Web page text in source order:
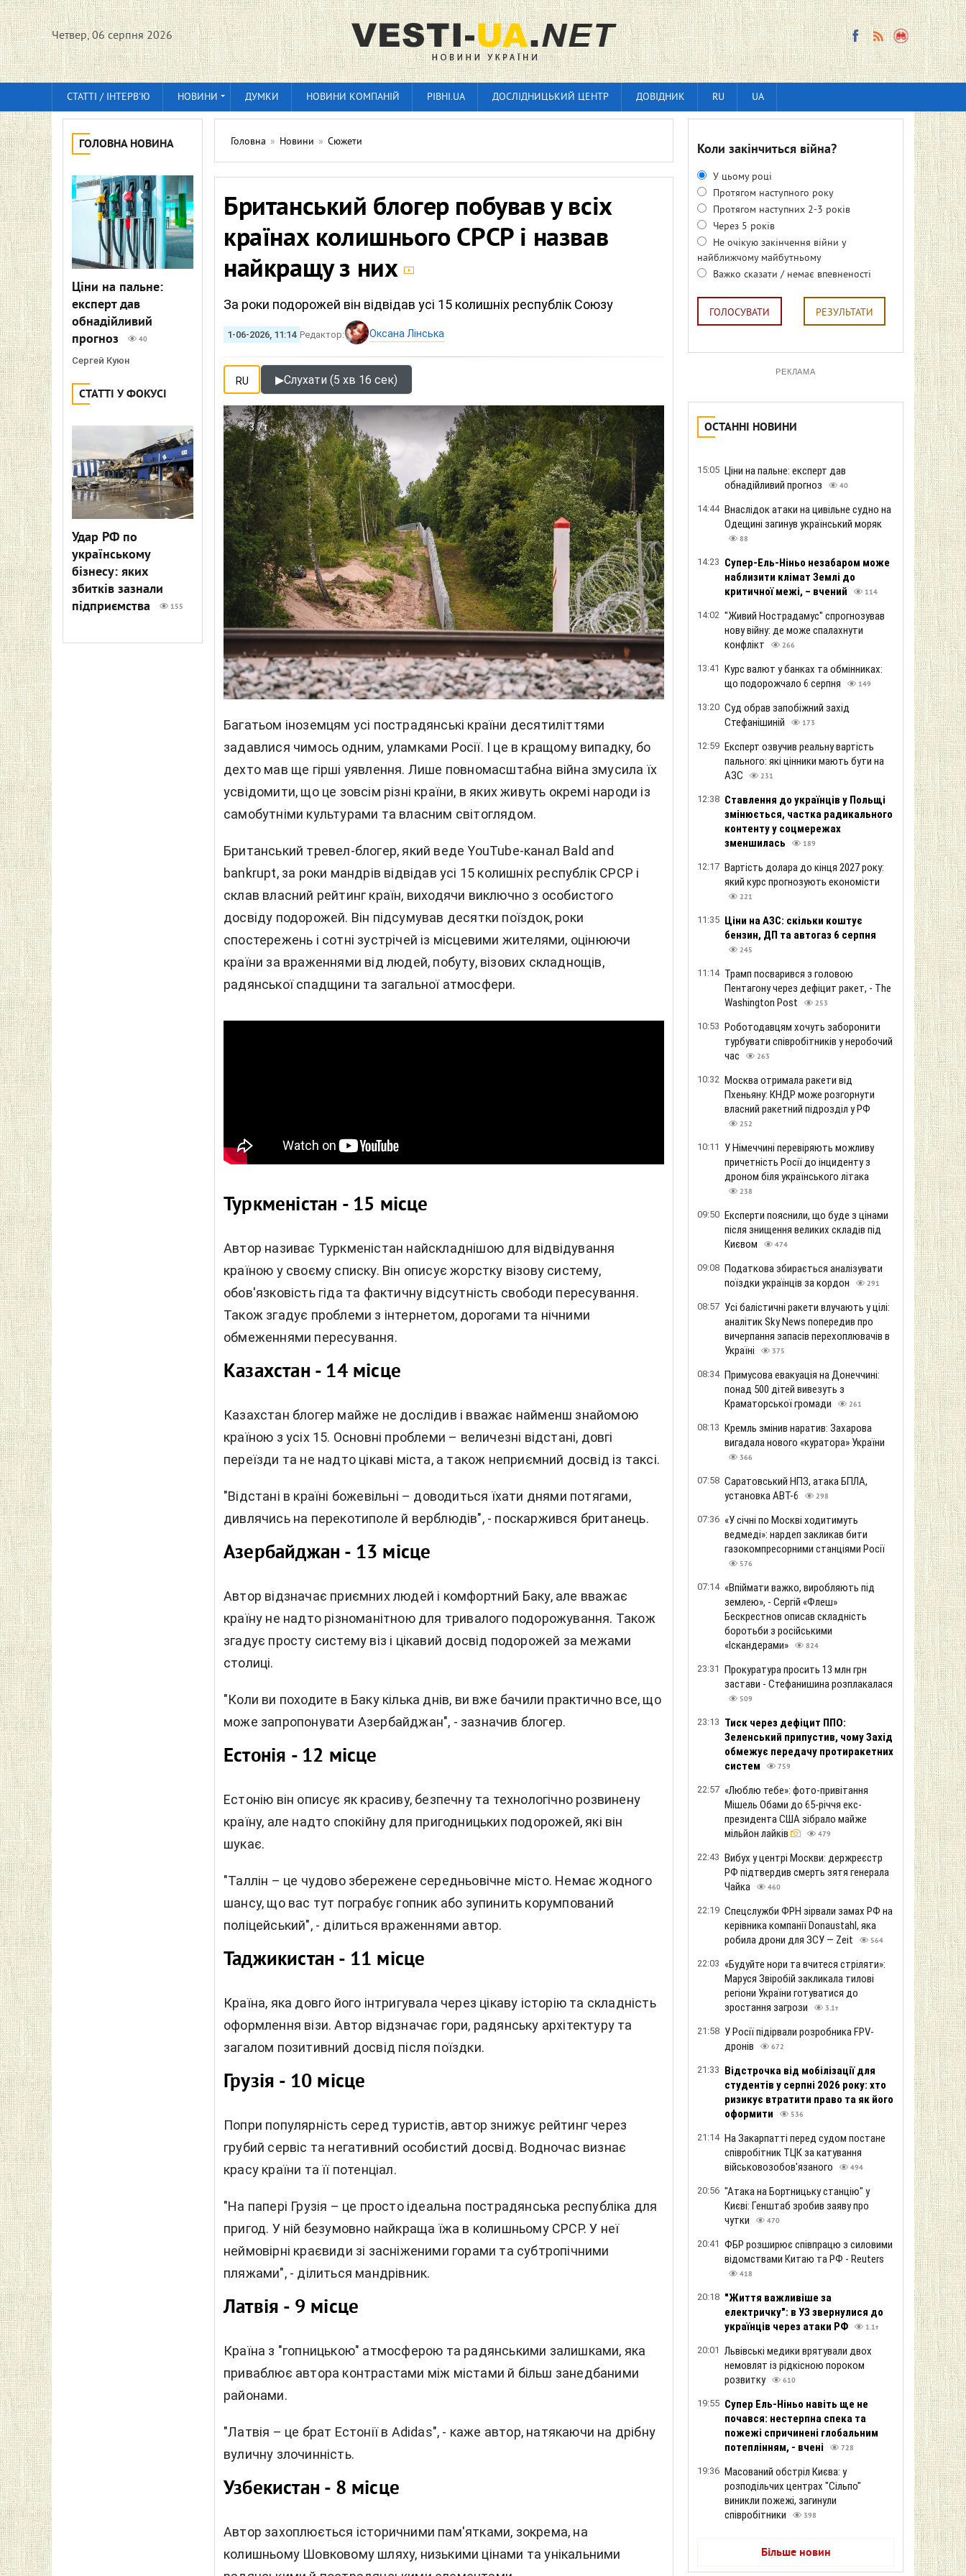
Четвер, 06 серпня 2026
СТАТТІ / ІНТЕРВ'Ю НОВИНИ ДУМКИ НОВИНИ КОМПАНІЙ РІВНІ.UA ДОСЛІДНИЦЬКИЙ ЦЕНТР ДОВІДНИК RU UA
ГОЛОВНА НОВИНА
Ціни на пальне:
експерт дав
обнадійливий
прогноз
40
Сергей Куюн
СТАТТІ У ФОКУСІ
Удар РФ по
українському
бізнесу: яких
збитків зазнали
підприємства
155
Головна » Новини » Сюжети
Британський блогер побував у всіх
країнах колишнього СРСР і назвав
найкращу з них
За роки подорожей він відвідав усі 15 колишніх республік Союзу
1-06-2026, 11:14 Редактор: Оксана Лінська
RU ▶Слухати (5 хв 16 сек)
3.7т
Багатьом іноземцям усі пострадянські країни десятиліттями
задавлися чимось одним, уламками Росії. І це в кращому випадку, бо
дехто мав ще гірші уявлення. Лише повномасштабна війна змусила їх
усвідомити, що це зовсім різні країни, в яких живуть окремі народи із
самобутніми культурами та власним світоглядом.
Британський тревел-блогер, який веде YouTube-канал Bald and
bankrupt, за роки мандрів відвідав усі 15 колишніх республік СРСР і
склав власний рейтинг країн, виходячи виключно з особистого
досвіду подорожей. Він підсумував десятки поїздок, роки
спостережень і сотні зустрічей із місцевими жителями, оцінюючи
країни за враженнями від людей, побуту, візових складнощів,
радянської спадщини та загальної атмосфери.
Туркменістан - 15 місце
Автор називає Туркменістан найскладнішою для відвідування
країною у своєму списку. Він описує жорстку візову систему,
обов'язковість гіда та фактичну відсутність свободи пересування.
Також згадує проблеми з інтернетом, дорогами та нічними
обмеженнями пересування.
Казахстан - 14 місце
Казахстан блогер майже не дослідив і вважає найменш знайомою
країною з усіх 15. Основні проблеми – величезні відстані, довгі
переїзди та не надто цікаві міста, а також неприємний досвід із таксі.
"Відстані в країні божевільні – доводиться їхати днями потягами,
дивлячись на перекотиполе й верблюдів", - поскаржився британець.
Азербайджан - 13 місце
Автор відзначає приємних людей і комфортний Баку, але вважає
країну не надто різноманітною для тривалого подорожування. Також
згадує просту систему віз і цікавий досвід подорожей за межами
столиці.
"Коли ви походите в Баку кілька днів, ви вже бачили практично все, що
може запропонувати Азербайджан", - зазначив блогер.
Естонія - 12 місце
Естонію він описує як красиву, безпечну та технологічно розвинену
країну, але надто спокійну для пригодницьких подорожей, які він
шукає.
"Таллін – це чудово збережене середньовічне місто. Немає жодного
шансу, що вас тут пограбує гопник або зупинить корумпований
поліцейський", - ділиться враженнями автор.
Таджикистан - 11 місце
Країна, яка довго його інтригувала через цікаву історію та складність
оформлення візи. Автор відзначає гори, радянську архітектуру та
загалом позитивний досвід після поїздки.
Грузія - 10 місце
Попри популярність серед туристів, автор знижує рейтинг через
грубий сервіс та негативний особистий досвід. Водночас визнає
красу країни та її потенціал.
"На папері Грузія – це просто ідеальна пострадянська республіка для
пригод. У ній безумовно найкраща їжа в колишньому СРСР. У неї
неймовірні краєвиди зі засніженими горами та субтропічними
пляжами", - ділиться мандрівник.
Латвія - 9 місце
Країна з "гопницькою" атмосферою та радянськими залишками, яка
приваблює автора контрастами між містами й більш занедбаними
районами.
"Латвія – це брат Естонії в Adidas", - каже автор, натякаючи на дрібну
вуличну злочинність.
Узбекистан - 8 місце
Автор захоплюється історичними пам'ятками, зокрема, на
колишньому Шовковому шляху, низькими цінами та унікальними
Коли закінчиться війна?
У цьому році
Протягом наступного року
Протягом наступних 2-3 років
Через 5 років
Не очікую закінчення війни у
найближчому майбутньому
Важко сказати / немає впевненості
ГОЛОСУВАТИ РЕЗУЛЬТАТИ
РЕКЛАМА
ОСТАННІ НОВИНИ
15:05 Ціни на пальне: експерт дав
обнадійливий прогноз
40
14:44 Внаслідок атаки на цивільне судно на
Одещині загинув український моряк
88
14:23 Супер-Ель-Ніньо незабаром може
наблизити клімат Землі до
критичної межі, – вчений
114
14:02 "Живий Нострадамус" спрогнозував
нову війну: де може спалахнути
конфлікт
266
13:41 Курс валют у банках та обмінниках:
що подорожчало 6 серпня
149
13:20 Суд обрав запобіжний захід
Стефанішиній
173
12:59 Експерт озвучив реальну вартість
пального: які цінники мають бути на
АЗС
231
12:38 Ставлення до українців у Польщі
змінюється, частка радикального
контенту у соцмережах
зменшилась
189
12:17 Вартість долара до кінця 2027 року:
який курс прогнозують економісти
221
11:35 Ціни на АЗС: скільки коштує
бензин, ДП та автогаз 6 серпня
245
11:14 Трамп посварився з головою
Пентагону через дефіцит ракет, - The
Washington Post
253
10:53 Роботодавцям хочуть заборонити
турбувати співробітників у неробочий
час
263
10:32 Москва отримала ракети від
Пхеньяну: КНДР може розгорнути
власний ракетний підрозділ у РФ
252
10:11
У Німеччині перевіряють можливу
причетність Росії до інциденту з
дроном біля українського літака
238
09:50 Експерти пояснили, що буде з цінами
після знищення великих складів під
Києвом
474
09:08 Податкова збирається аналізувати
поїздки українців за кордон
291
08:57 Усі балістичні ракети влучають у цілі:
аналітик Sky News попередив про
вичерпання запасів перехоплювачів в
Україні
375
08:34 Примусова евакуація на Донеччині:
понад 500 дітей вивезуть з
Краматорської громади
261
08:13 Кремль змінив наратив: Захарова
вигадала нового «куратора» України
366
07:58 Саратовський НПЗ, атака БПЛА,
установка АВТ-6
298
07:36 «У січні по Москві ходитимуть
ведмеді»: нардеп закликав бити
газокомпресорними станціями Росії
576
07:14 «Впіймати важко, виробляють під
землею», - Сергій «Флеш»
Бескрестнов описав складність
боротьби з російськими
«Іскандерами»
824
23:31 Прокуратура просить 13 млн грн
застави - Стефанишина розплакалася
509
23:13 Тиск через дефіцит ППО:
Зеленський припустив, чому Захід
обмежує передачу протиракетних
систем
759
22:57 «Люблю тебе»: фото-привітання
Мішель Обами до 65-річчя екс-
президента США зібрало майже
мільйон лайків
479
22:43 Вибух у центрі Москви: держреєстр
РФ підтвердив смерть зятя генерала
Чайка
460
22:19 Спецслужби ФРН зірвали замах РФ на
керівника компанії Donaustahl, яка
робила дрони для ЗСУ — Zeit
564
22:03 «Будуйте нори та вчитеся стріляти»:
Маруся Звіробій закликала тилові
регіони України готуватися до
зростання загрози
3.1т
21:58 У Росії підірвали розробника FPV-
дронів
672
21:33 Відстрочка від мобілізації для
студентів у серпні 2026 року: хто
ризикує втратити право та як його
оформити
536
21:14 На Закарпатті перед судом постане
співробітник ТЦК за катування
військовозобов'язаного
494
20:56 "Атака на Бортницьку станцію" у
Києві: Генштаб зробив заяву про
чутки
470
20:41 ФБР розширює співпрацю з силовими
відомствами Китаю та РФ - Reuters
418
20:18 "Життя важливіше за
електричку": в УЗ звернулися до
українців через атаки РФ
1.1т
20:01 Львівські медики врятували двох
немовлят із рідкісною пороком
розвитку
610
19:55 Супер Ель-Ніньо навіть ще не
почався: нестерпна спека та
пожежі спричинені глобальним
потеплінням, - вчені
728
19:36 Масований обстріл Києва: у
розподільчих центрах "Сільпо"
виникли пожежі, загинули
співробітники
398
Більше новин